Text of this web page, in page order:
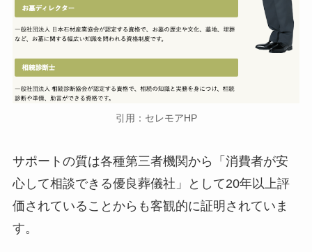
引用：セレモアHP
サポートの質は各種第三者機関から「消費者が安
心して相談できる優良葬儀社」として20年以上評
価されていることからも客観的に証明されていま
す。